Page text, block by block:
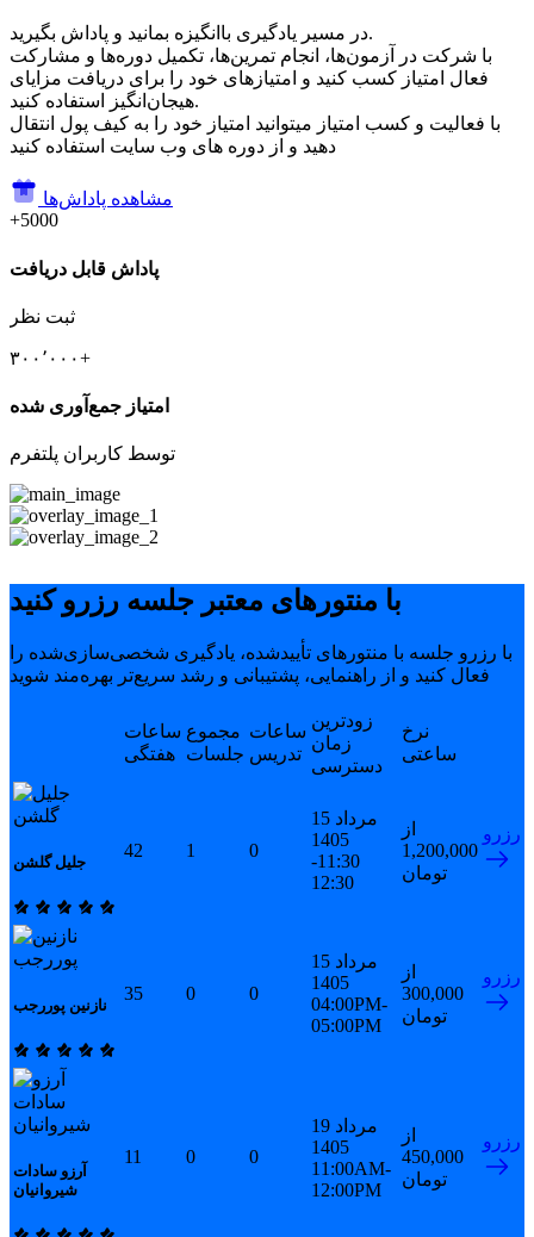
در مسیر یادگیری باانگیزه بمانید و پاداش بگیرید.
با شرکت در آزمون‌ها، انجام تمرین‌ها، تکمیل دوره‌ها و مشارکت
فعال امتیاز کسب کنید و امتیازهای خود را برای دریافت مزایای
هیجان‌انگیز استفاده کنید.
با فعالیت و کسب امتیاز میتوانید امتیاز خود را به کیف پول انتقال
دهید و از دوره های وب سایت استفاده کنید
مشاهده پاداش‌ها
+5000
پاداش قابل دریافت
ثبت نظر
۳۰۰٬۰۰۰+
امتیاز جمع‌آوری شده
توسط کاربران پلتفرم
با منتورهای معتبر جلسه رزرو کنید
با رزرو جلسه با منتورهای تأییدشده، یادگیری شخصی‌سازی‌شده را
فعال کنید و از راهنمایی، پشتیبانی و رشد سریع‌تر بهره‌مند شوید
ساعات
هفتگی
مجموع
جلسات
ساعات
تدریس
زودترین
زمان
دسترسی
نرخ
ساعتی
جلیل گلشن
42 1 0
15 مرداد
1405
11:30-
12:30
از
1,200,000
تومان
رزرو
نازنین پوررجب
35 0 0
15 مرداد
1405
04:00PM-
05:00PM
از
300,000
تومان
رزرو
آرزو سادات
شیروانیان
11 0 0
19 مرداد
1405
11:00AM-
12:00PM
از
450,000
تومان
رزرو